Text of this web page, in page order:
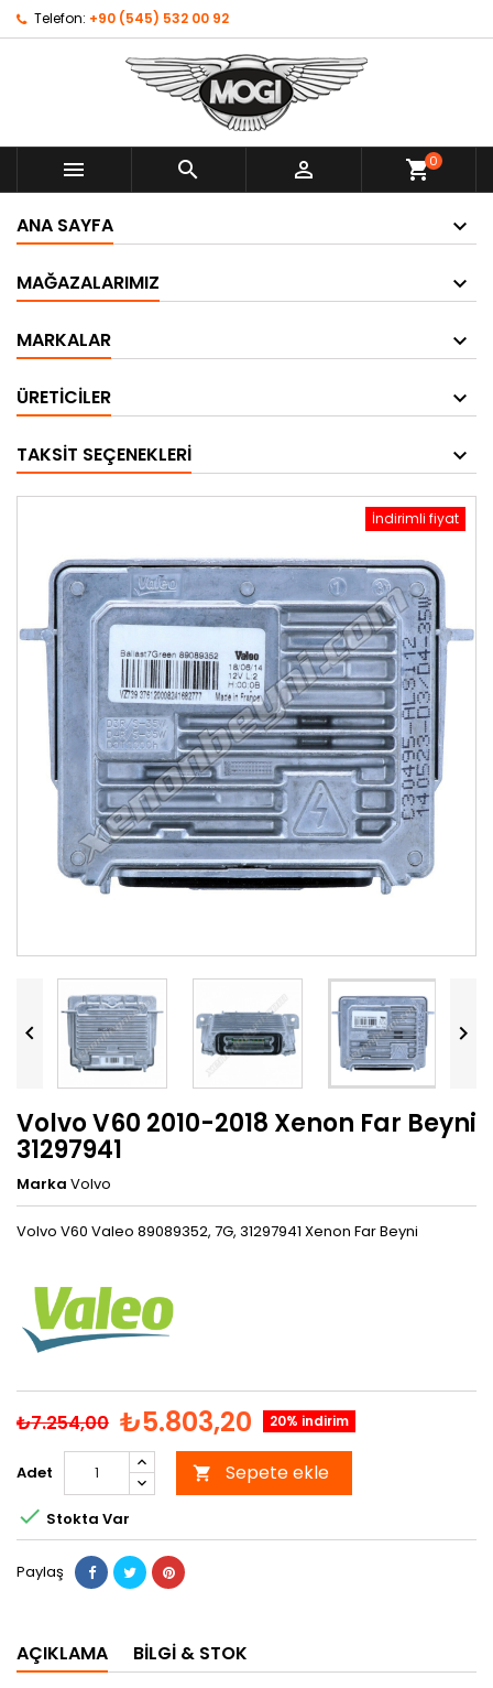
Telefon: +90 (545) 532 00 92
   shopping_cart0
ANA SAYFA
MAĞAZALARIMIZ
MARKALAR
ÜRETICILER
TAKSIT SEÇENEKLERI
İndirimli fiyat
 
Volvo V60 2010-2018 Xenon Far Beyni
31297941
Marka Volvo
Volvo V60 Valeo 89089352, 7G, 31297941 Xenon Far Beyni
₺7.254,00 ₺5.803,20 20% indirim
Adet  Sepete ekle
 Stokta Var
Paylaş
AÇIKLAMA BILGI & STOK